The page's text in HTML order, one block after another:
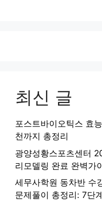
최신 글
포스트바이오틱스 효
천까지 총정리
광양성황스포츠센터
리모델링 완료 완벽가
세무사학원 동차반 수
문제풀이 총정리: 7단